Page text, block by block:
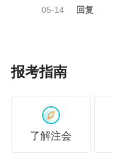
度考生如何学？
05-14 回复
报考指南
了解注会